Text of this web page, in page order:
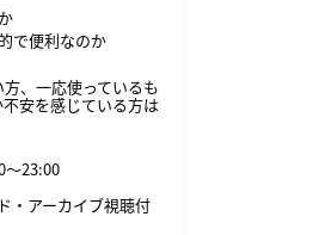
で便利なのか
、一応使っているも
安を感じている方は
〜23:00
・アーカイブ視聴付